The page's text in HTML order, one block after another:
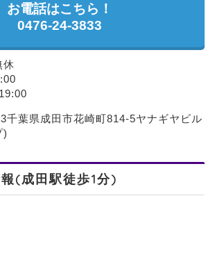
お電話はこちら！
0476-24-3833
休
千葉県成田市花崎町814-5ヤナギヤビル
)
(成田駅徒歩1分)